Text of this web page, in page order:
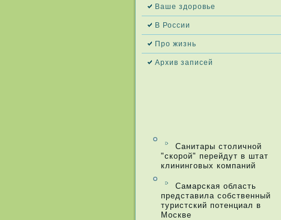
Ваше здоровье
В России
Про жизнь
Архив запи­сей
Санитары столичной
"скорой" перейдут в штат
клининговых компаний
Самарская область
представила собственный
туристский потенциал в
Москве